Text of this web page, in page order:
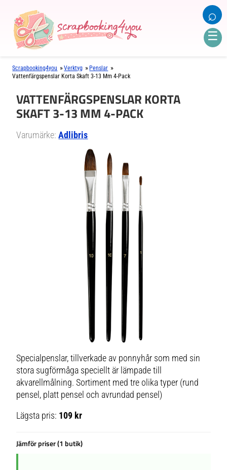
☰
⌕
Scrapbooking4you »Verktyg » Penslar »
Vattenfärgspenslar Korta Skaft 3-13 Mm 4-Pack
VATTENFÄRGSPENSLAR KORTA
SKAFT 3-13 MM 4-PACK
Varumärke:Adlibris
Specialpenslar, tillverkade av ponnyhår som med sin
stora sugförmåga speciellt är lämpade till
akvarellmålning. Sortiment med tre olika typer (rund
pensel, platt pensel och avrundad pensel)
Lägsta pris: 109 kr
Jämför priser (1 butik)